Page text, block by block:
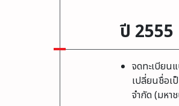
ปี 2555
จดทะเบียน
เปลี่ยนชื่อเ
จำกัด (มหา